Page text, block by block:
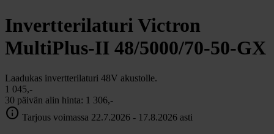
chevron_right
Piha ja Puutarha chevron_right
Vapaa-aika ja Retkeily chevron_right
Invertterilaturi Victron
MultiPlus-II 48/5000/70-50-GX
Laadukas invertterilaturi 48V akustolle.
1 045,-
30 päivän alin hinta: 1 306,-
info Tarjous voimassa 22.7.2026 - 17.8.2026 asti